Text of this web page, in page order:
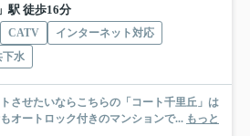
駅 徒歩16分
CATV
インターネット対応
下水
させたいならこちらの「コート千里丘」は
オートロック付きのマンションで... もっと